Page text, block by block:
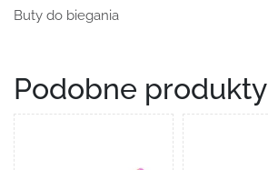
Buty do biegania
Podobne produkty